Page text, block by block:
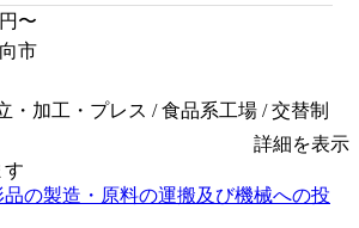
円〜
市
・加工・プレス / 食品系工場 / 交替制
詳細を表示
す